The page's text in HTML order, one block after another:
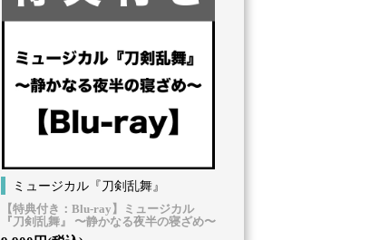
ミュージカル『刀剣乱舞』
【特典付き：Blu-ray】ミュージカル
『刀剣乱舞』 〜静かなる夜半の寝ざめ〜